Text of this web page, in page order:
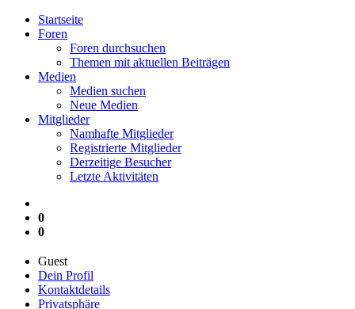
Startseite
Foren
Foren durchsuchen
Themen mit aktuellen Beiträgen
Medien
Medien suchen
Neue Medien
Mitglieder
Namhafte Mitglieder
Registrierte Mitglieder
Derzeitige Besucher
Letzte Aktivitäten
0
0
Guest
Dein Profil
Kontaktdetails
Privatsphäre